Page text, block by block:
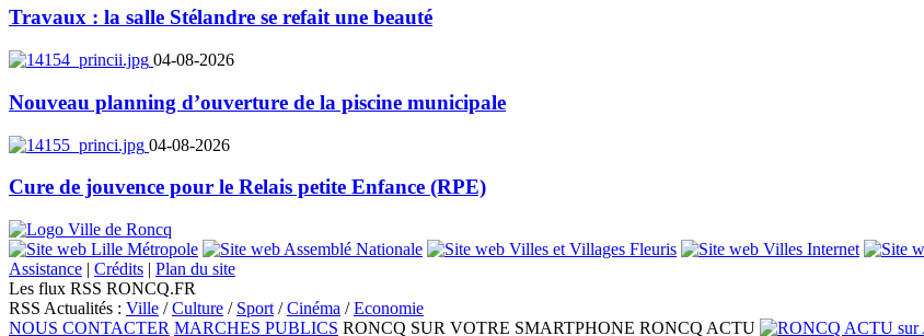
Travaux : la salle Stélandre se refait une beauté
04-08-2026
Nouveau planning d’ouverture de la piscine municipale
04-08-2026
Cure de jouvence pour le Relais petite Enfance (RPE)
Assistance | Crédits | Plan du site
Les flux RSS RONCQ.FR
RSS Actualités : Ville /Culture / Sport /Cinéma /Economie
NOUS CONTACTER MARCHES PUBLICS RONCQ SUR VOTRE SMARTPHONE RONCQ ACTU